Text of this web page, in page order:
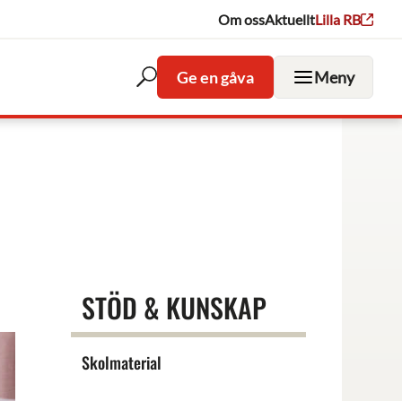
Om ossAktuelltLilla RB
Öppna
sökfältet
Ge en gåva Meny
STÖD & KUNSKAP
Skolmaterial